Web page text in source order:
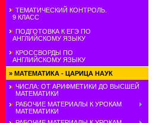
ТЕМАТИЧЕСКИЙ КОНТРОЛЬ.
9 КЛАСС
ПОДГОТОВКА К ЕГЭ ПО
АНГЛИЙСКОМУ ЯЗЫКУ
КРОССВОРДЫ ПО
АНГЛИЙСКОМУ ЯЗЫКУ
» МАТЕМАТИКА - ЦАРИЦА НАУК
ЧИСЛА: ОТ АРИФМЕТИКИ ДО ВЫСШЕЙ
МАТЕМАТИКИ
РАБОЧИЕ МАТЕРИАЛЫ К УРОКАМ
МАТЕМАТИКИ